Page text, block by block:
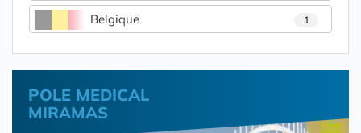
Belgique 1
POLE MEDICAL
MIRAMAS